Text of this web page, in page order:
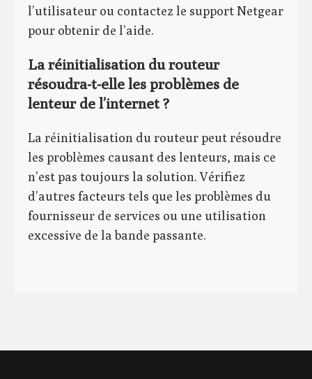
l’utilisateur ou contactez le support Netgear
pour obtenir de l’aide.
La réinitialisation du routeur
résoudra-t-elle les problèmes de
lenteur de l’internet ?
La réinitialisation du routeur peut résoudre
les problèmes causant des lenteurs, mais ce
n’est pas toujours la solution. Vérifiez
d’autres facteurs tels que les problèmes du
fournisseur de services ou une utilisation
excessive de la bande passante.